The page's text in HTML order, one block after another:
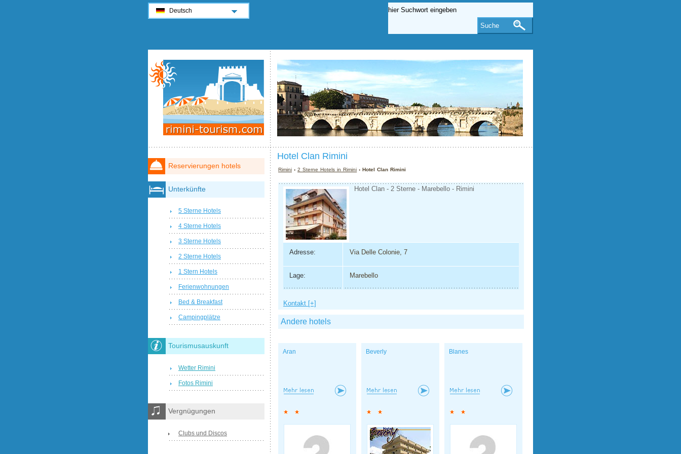
Hotel Clan Rimini
Rimini ›2 Sterne Hotels in Rimini › Hotel Clan Rimini
Hotel Clan - 2 Sterne - Marebello - Rimini
Adresse: Via Delle Colonie, 7
Lage: Marebello
Kontakt [+]
Andere hotels
Aran Beverly Blanes
Reservierungen hotels
Unterkünfte
5 Sterne Hotels
4 Sterne Hotels
3 Sterne Hotels
2 Sterne Hotels
1 Stern Hotels
Ferienwohnungen
Bed & Breakfast
Campingplätze
Tourismusauskunft
Wetter Rimini
Fotos Rimini
Vergnügungen
Clubs und Discos
Deutsch
Suche